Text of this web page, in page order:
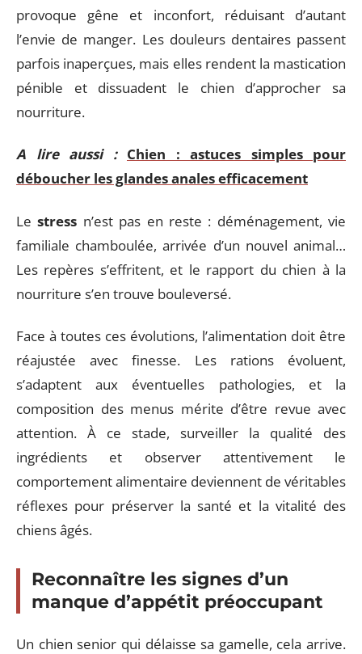
provoque gêne et inconfort, réduisant d’autant
l’envie de manger. Les douleurs dentaires passent
parfois inaperçues, mais elles rendent la mastication
pénible et dissuadent le chien d’approcher sa
nourriture.
A lire aussi : Chien : astuces simples pour
déboucher les glandes anales efficacement
Lestress n’est pas en reste : déménagement, vie
familiale chamboulée, arrivée d’un nouvel animal…
Les repères s’effritent, et le rapport du chien à la
nourriture s’en trouve bouleversé.
Face à toutes ces évolutions, l’alimentation doit être
réajustée avec finesse. Les rations évoluent,
s’adaptent aux éventuelles pathologies, et la
composition des menus mérite d’être revue avec
attention. À ce stade, surveiller la qualité des
ingrédients et observer attentivement le
comportement alimentaire deviennent de véritables
réflexes pour préserver la santé et la vitalité des
chiens âgés.
Reconnaître les signes d’un
manque d’appétit préoccupant
Un chien senior qui délaisse sa gamelle, cela arrive.